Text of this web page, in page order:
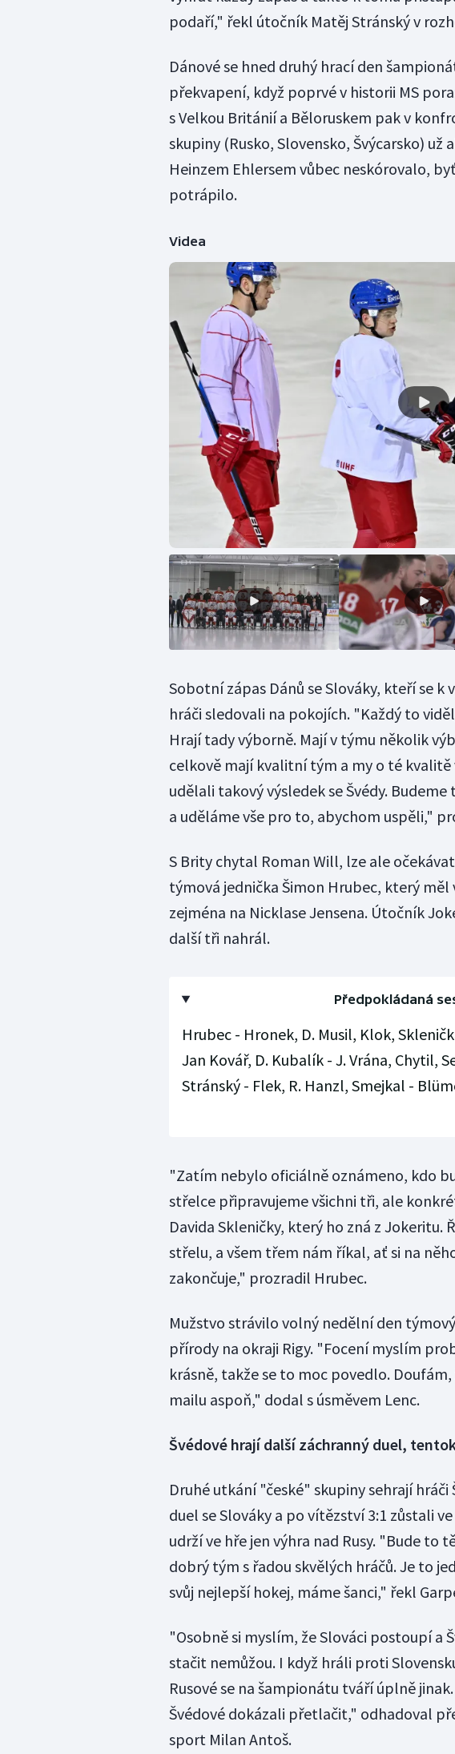
podaří," řekl útočník Matěj Stránský v
Dánové se hned druhý hrací den
překvapení, když poprvé v historii MS
s Velkou Británií a Běloruskem pak v
skupiny (Rusko, Slovensko, Švýcarsko) už
Heinzem Ehlersem vůbec neskórovalo,
potrápilo.
Videa
Sobotní zápas Dánů se Slováky, kteří se k
hráči sledovali na pokojích. "Každý to
Hrají tady výborně. Mají v týmu několik
celkově mají kvalitní tým a my o té kvalitě
udělali takový výsledek se Švédy.
a uděláme vše pro to, abychom uspěli,"
S Brity chytal Roman Will, lze ale
týmová jednička Šimon Hrubec, který
zejména na Nicklase Jensena. Útočník
další tři nahrál.
Předpokládaná
Hrubec - Hronek, D. Musil, Klok,
Jan Kovář, D. Kubalík - J. Vrána, Chytil,
Stránský - Flek, R. Hanzl, Smejkal -
"Zatím nebylo oficiálně oznámeno, kdo
střelce připravujeme všichni tři, ale
Davida Skleničky, který ho zná z Jokeritu.
střelu, a všem třem nám říkal, ať si na
zakončuje," prozradil Hrubec.
Mužstvo strávilo volný nedělní den
přírody na okraji Rigy. "Focení myslím
krásně, takže se to moc povedlo.
mailu aspoň," dodal s úsměvem Lenc.
Švédové hrají další záchranný duel,
Druhé utkání "české" skupiny sehrají hráči
duel se Slováky a po vítězství 3:1 zůstali
udrží ve hře jen výhra nad Rusy. "Bude to
dobrý tým s řadou skvělých hráčů. Je to
svůj nejlepší hokej, máme šanci," řekl
"Osobně si myslím, že Slováci postoupí a
stačit nemůžou. I když hráli proti
Rusové se na šampionátu tváří úplně
Švédové dokázali přetlačit," odhadoval
sport Milan Antoš.